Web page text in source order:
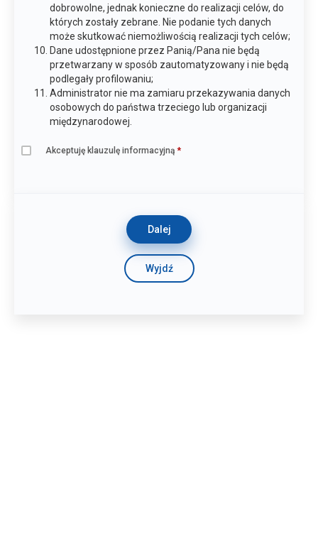
dobrowolne, jednak konieczne do realizacji celów, do
których zostały zebrane. Nie podanie tych danych
może skutkować niemożliwością realizacji tych celów;
Dane udostępnione przez Panią/Pana nie będą
przetwarzany w sposób zautomatyzowany i nie będą
podlegały profilowaniu;
Administrator nie ma zamiaru przekazywania danych
osobowych do państwa trzeciego lub organizacji
międzynarodowej.
Akceptuję klauzulę informacyjną